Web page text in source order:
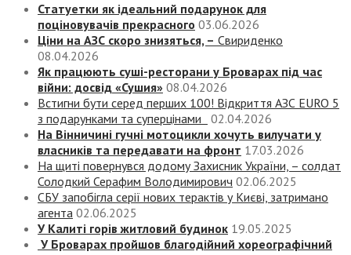
Статуетки як ідеальний подарунок для
поціновувачів прекрасного 03.06.2026
Ціни на АЗС скоро знизяться, – Свириденко
08.04.2026
Як працюють суші-ресторани у Броварах під час
війни: досвід «Сушия» 08.04.2026
Встигни бути серед перших 100! Відкриття АЗС EURO 5
з подарунками та суперцінами
02.04.2026
На Вінничині гучні мотоцикли хочуть вилучати у
власників та передавати на фронт 17.03.2026
На щиті повернувся додому Захисник України, – солдат
Солодкий Серафим Володимирович 02.06.2025
СБУ запобігла серії нових терактів у Києві, затримано
агента 02.06.2025
У Калиті горів житловий будинок 19.05.2025
У Броварах пройшов благодійний хореографічний